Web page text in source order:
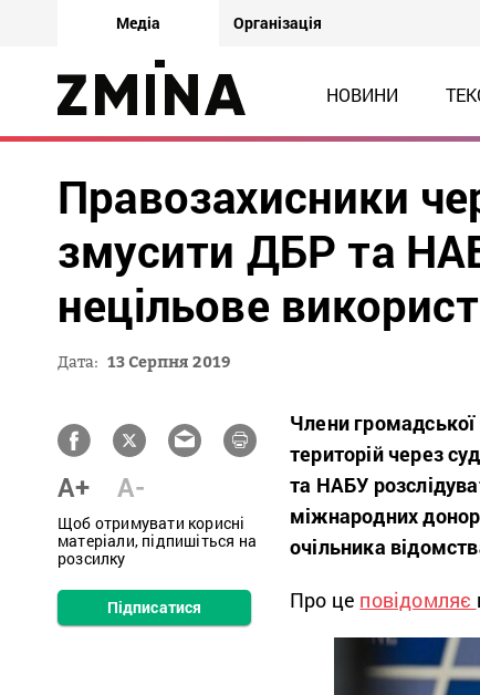
Медіа Організація
НОВИНИ
Правозахисники
змусити ДБР та
нецільове
Дата: 13 Серпня 2019
A+ A-
Щоб отримувати корисні
матеріали, підпишіться на
розсилку
Підписатися
Члени громадської
територій через
та НАБУ
міжнародних
очільника
Про це повідомляє